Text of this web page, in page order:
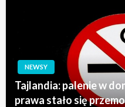
NEWSY
Tajlandia: palenie w
prawa stało się